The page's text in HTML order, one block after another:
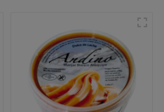
de un contrato
injustificadamente
el doble de la cantidad